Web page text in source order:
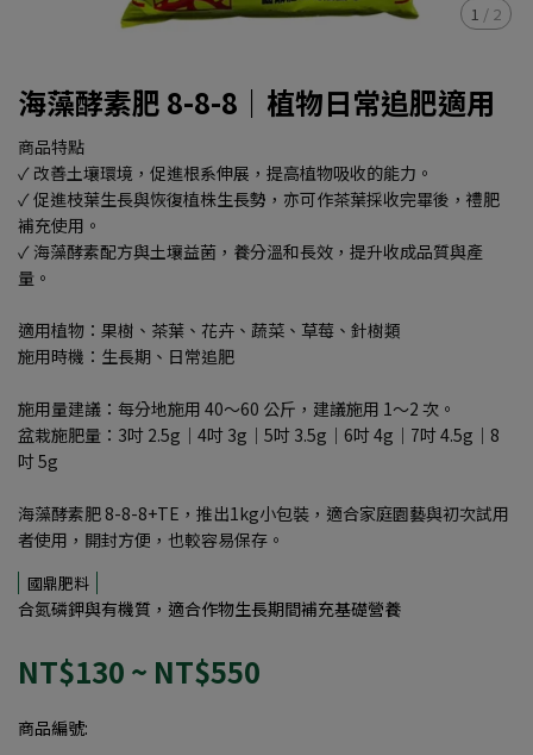
1 / 2
海藻酵素肥 8-8-8｜植物日常追肥適用
商品特點
✓ 改善土壤環境，促進根系伸展，提高植物吸收的能力。
✓ 促進枝葉生長與恢復植株生長勢，亦可作茶葉採收完畢後，禮肥
補充使用。
✓ 海藻酵素配方與土壤益菌，養分溫和長效，提升收成品質與產
量。
適用植物：果樹、茶葉、花卉、蔬菜、草莓、針樹類
施用時機：生長期、日常追肥
施用量建議：每分地施用 40～60 公斤，建議施用 1～2 次。
盆栽施肥量：3吋 2.5g｜4吋 3g｜5吋 3.5g｜6吋 4g｜7吋 4.5g｜8
吋 5g
海藻酵素肥 8-8-8+TE，推出1kg小包裝，適合家庭園藝與初次試用
者使用，開封方便，也較容易保存。
國鼎肥料
合氮磷鉀與有機質，適合作物生長期間補充基礎營養
NT$130 ~ NT$550
商品編號: